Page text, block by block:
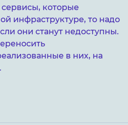
которые
инфраструктуре, то надо
они станут недоступны.
в них, на